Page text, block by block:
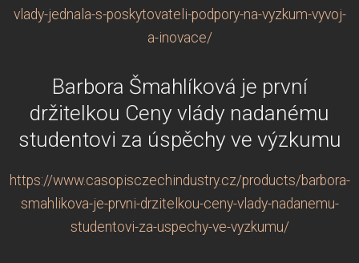
vlady-jednala-s-poskytovateli-podpory-na-vyzkum-vyvoj-
a-inovace/
Barbora Šmahlíková je první
držitelkou Ceny vlády nadanému
studentovi za úspěchy ve výzkumu
https://www.casopisczechindustry.cz/products/barbora-
smahlikova-je-prvni-drzitelkou-ceny-vlady-nadanemu-
studentovi-za-uspechy-ve-vyzkumu/